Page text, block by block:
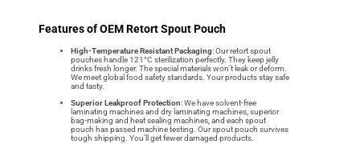
Features of OEM Retort Spout Pouch
High-Temperature Resistant Packaging: Our retort spout
pouches handle 121°C sterilization perfectly. They keep jelly
drinks fresh longer. The special materials won’t leak or deform.
We meet global food safety standards. Your products stay safe
and tasty.
Superior Leakproof Protection: We have solvent-free
laminating machines and dry laminating machines, superior
bag-making and heat sealing machines, and each spout
pouch has passed machine testing. Our spout pouch survives
tough shipping. You’ll get fewer damaged products.